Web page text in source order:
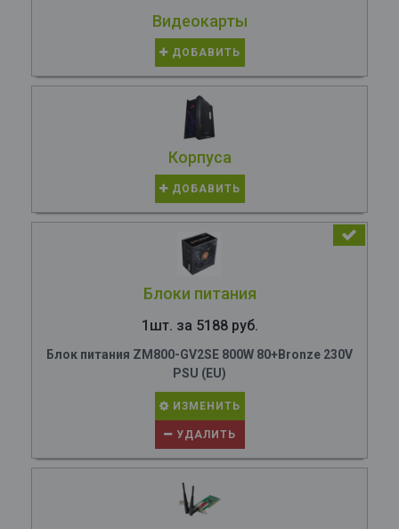
Видеокарты
ДОБАВИТЬ
Корпуса
ДОБАВИТЬ
Блоки питания
1шт. за 5188 руб.
Блок питания ZM800-GV2SE 800W 80+Bronze 230V
PSU (EU)
ИЗМЕНИТЬ
УДАЛИТЬ